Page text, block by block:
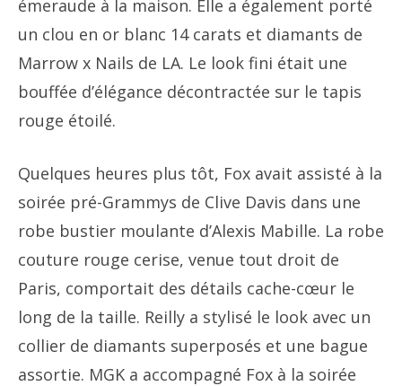
émeraude à la maison. Elle a également porté
un clou en or blanc 14 carats et diamants de
Marrow x Nails de LA. Le look fini était une
bouffée d’élégance décontractée sur le tapis
rouge étoilé.
Quelques heures plus tôt, Fox avait assisté à la
soirée pré-Grammys de Clive Davis dans une
robe bustier moulante d’Alexis Mabille. La robe
couture rouge cerise, venue tout droit de
Paris, comportait des détails cache-cœur le
long de la taille. Reilly a stylisé le look avec un
collier de diamants superposés et une bague
assortie. MGK a accompagné Fox à la soirée